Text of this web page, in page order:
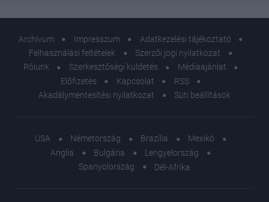
Archívum Impresszum
Adatkezelési tájékoztató
Felhasználási feltételek
Szerzői jogi nyilatkozat
Rólunk
Szerkesztőségi küldetés
Médiaajánlat
Előfizetés
Kapcsolat
RSS
Akadálymentesítési nyilatkozat
Süti beállítások
USA Németország Brazília
Mexikó
Anglia
Bulgária
Lengyelország
Spanyolország
Dél-Afrika